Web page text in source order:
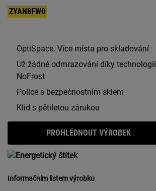
ZYAN8FW0
OptiSpace. Více místa pro skladování
Už žádné odmrazování díky technologii
NoFrost
Police s bezpečnostním sklem
Klid s pětiletou zárukou
PROHLÉDNOUT VÝROBEK
Informačním listem výrobku